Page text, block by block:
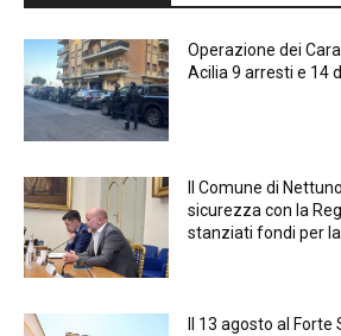
Operazione dei
Acilia 9 arresti e 14
Il Comune di
sicurezza con la
stanziati fondi per
Il 13 agosto al